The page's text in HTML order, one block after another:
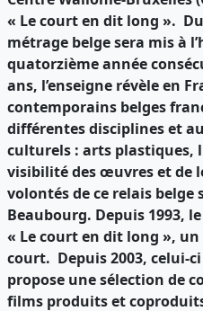
« Le court en dit long ».
métrage belge sera mis à
quatorzième année
ans, l’enseigne révèle en
contemporains belges
différentes disciplines et
culturels : arts plastiques,
visibilité des œuvres et de
volontés de ce relais
Beaubourg. Depuis 1993,
« Le court en dit long »,
court. Depuis 2003, celui-
propose une sélection de
films produits et